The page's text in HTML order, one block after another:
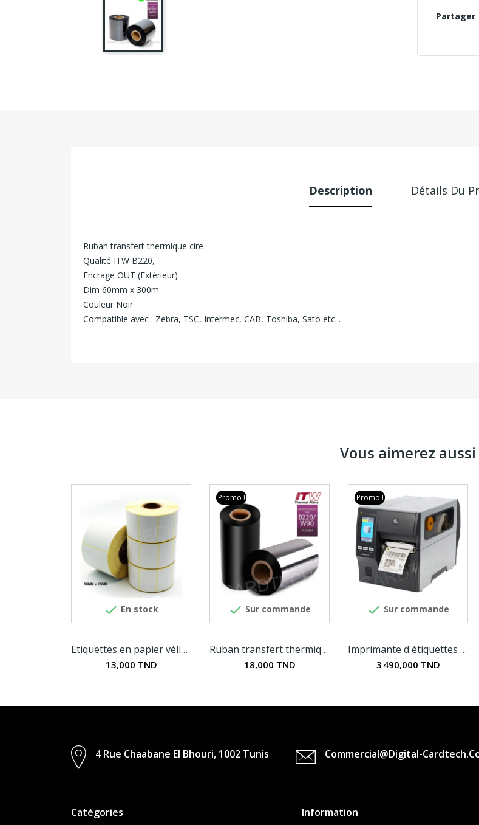
Partager
Description Détails Du
Ruban transfert thermique cire
Qualité ITW B220,
Encrage OUT (Extérieur)
Dim 60mm x 300m
Couleur Noir
Compatible avec : Zebra, TSC, Intermec, CAB, Toshiba, Sato etc...
Vous aimerez aussi
 En stock
Etiquettes en papier vélin blanc mat 50MM x 25MM
13,000 TND
 Sur commande
Promo !
Ruban transfert thermique ITW cire 110MM x 300M
18,000 TND
 Sur commande
Promo !
Imprimante d'étiquettes Zebra ZT411
3 490,000 TND
4 Rue Chaabane El Bhouri, 1002 Tunis Commercial@digital-
Catégories Information